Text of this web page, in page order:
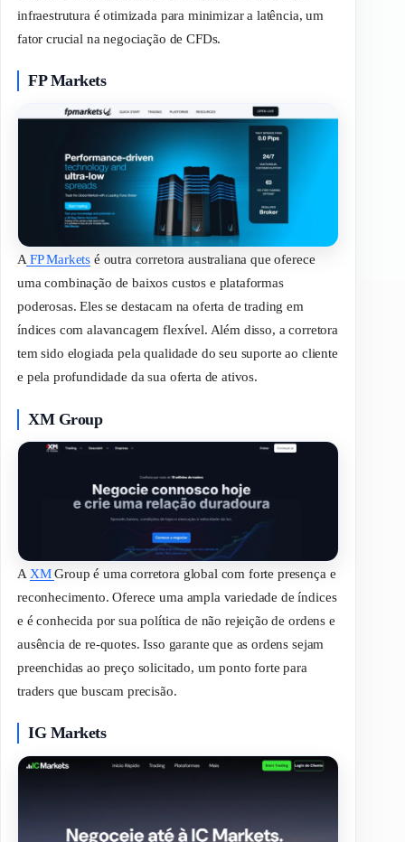
infraestrutura é otimizada para minimizar a latência, um
fator crucial na negociação de CFDs.
FP Markets
AFP Markets é outra corretora australiana que oferece
uma combinação de baixos custos e plataformas
poderosas. Eles se destacam na oferta detrading em
índices com alavancagem flexível. Além disso, a corretora
tem sido elogiada pela qualidade do seu suporte ao cliente
e pela profundidade da sua oferta de ativos.
XM Group
A XMGroup é uma corretora global com forte presença e
reconhecimento. Oferece uma ampla variedade de índices
e é conhecida por sua política de não rejeição de ordens e
ausência dere-quotes. Isso garante que as ordens sejam
preenchidas ao preço solicitado, um ponto forte para
tradersque buscam precisão.
IG Markets